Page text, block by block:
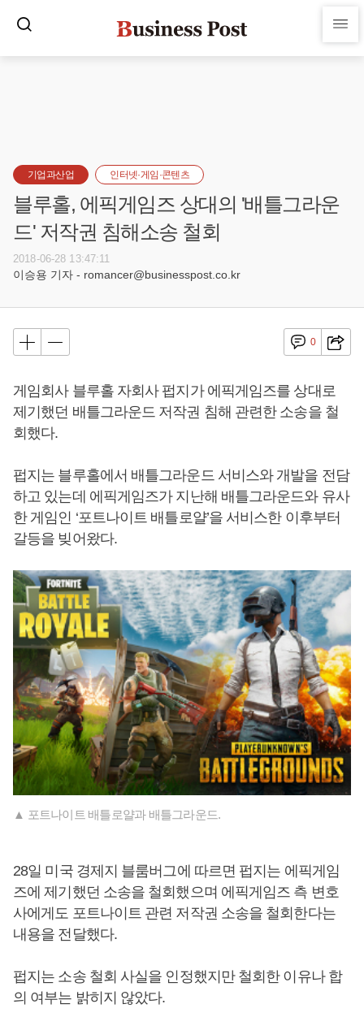
기업과산업 인터넷·게임·콘텐츠
블루홀, 에픽게임즈 상대의 '배틀그라운
드' 저작권 침해소송 철회
2018-06-28 13:47:11
이승용 기자 - romancer@businesspost.co.kr
0
게임회사 블루홀 자회사 펍지가 에픽게임즈를 상대로
제기했던 배틀그라운드 저작권 침해 관련한 소송을 철
회했다.
펍지는 블루홀에서 배틀그라운드 서비스와 개발을 전담
하고 있는데 에픽게임즈가 지난해 배틀그라운드와 유사
한 게임인 ‘포트나이트 배틀로얄’을 서비스한 이후부터
갈등을 빚어왔다.
▲ 포트나이트 배틀로얄과 배틀그라운드.
28일 미국 경제지 블룸버그에 따르면 펍지는 에픽게임
즈에 제기했던 소송을 철회했으며 에픽게임즈 측 변호
사에게도 포트나이트 관련 저작권 소송을 철회한다는
내용을 전달했다.
펍지는 소송 철회 사실을 인정했지만 철회한 이유나 합
의 여부는 밝히지 않았다.